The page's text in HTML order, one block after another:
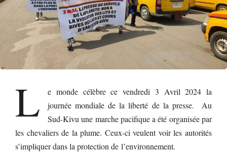
L
e monde célèbre ce vendredi 3 Avril 2024 la
journée mondiale de la liberté de la presse. Au
Sud-Kivu une marche pacifique a été organisée par
les chevaliers de la plume. Ceux-ci veulent voir les autorités
s’impliquer dans la protection de l’environnement.